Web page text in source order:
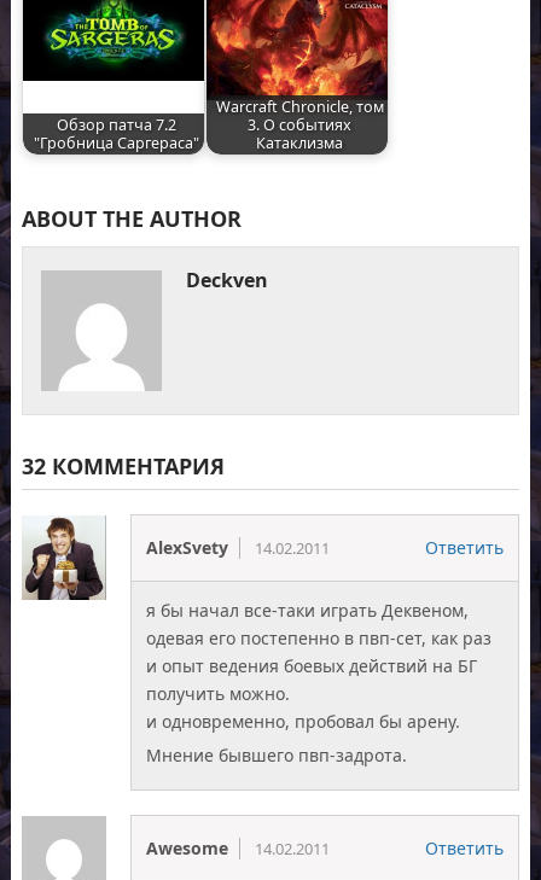
Обзор патча 7.2
"Гробница Саргераса"
Warcraft Chronicle, том
3. О событиях
Катаклизма
ABOUT THE AUTHOR
Deckven
32 КОММЕНТАРИЯ
AlexSvety 14.02.2011 Ответить
я бы начал все-таки играть Деквеном,
одевая его постепенно в пвп-сет, как раз
и опыт ведения боевых действий на БГ
получить можно.
и одновременно, пробовал бы арену.
Мнение бывшего пвп-задрота.
Awesome 14.02.2011 Ответить